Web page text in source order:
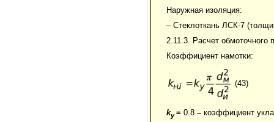
Наружная изоляция:
– Стеклоткань ЛСК-7
2.11.3. Расчет обмоточного
Коэффициент намотки:
(43)
ky= 0.8 – коэффициент